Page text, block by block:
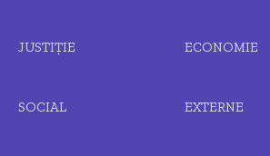
JUSTIȚIE ECONOMIE
SOCIAL EXTERNE